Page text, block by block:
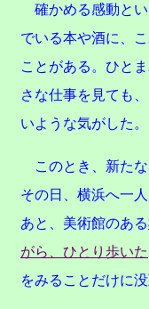
確かめる感動と
でいる本や酒に、
ことがある。ひと
さな仕事を見ても
いような気がした。
このとき、新た
その日、横浜へ一
あと、美術館のある
がら、ひとり歩いた
をみることだけに